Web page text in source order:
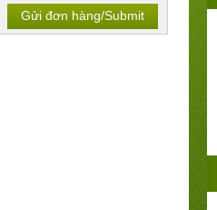
Gửi đơn hàng/Submit